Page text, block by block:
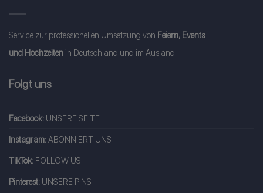
Service zur professionellen Umsetzung von Feiern, Events
und Hochzeiten in Deutschland und im Ausland.
Folgt uns
Facebook: UNSERE SEITE
Instagram:ABONNIERT UNS
TikTok: FOLLOW US
Pinterest: UNSERE PINS